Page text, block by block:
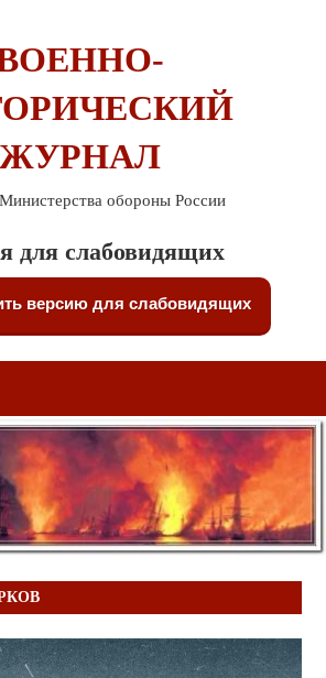
ЖУРНАЛ
обороны России
для слабовидящих
версию для слабовидящих